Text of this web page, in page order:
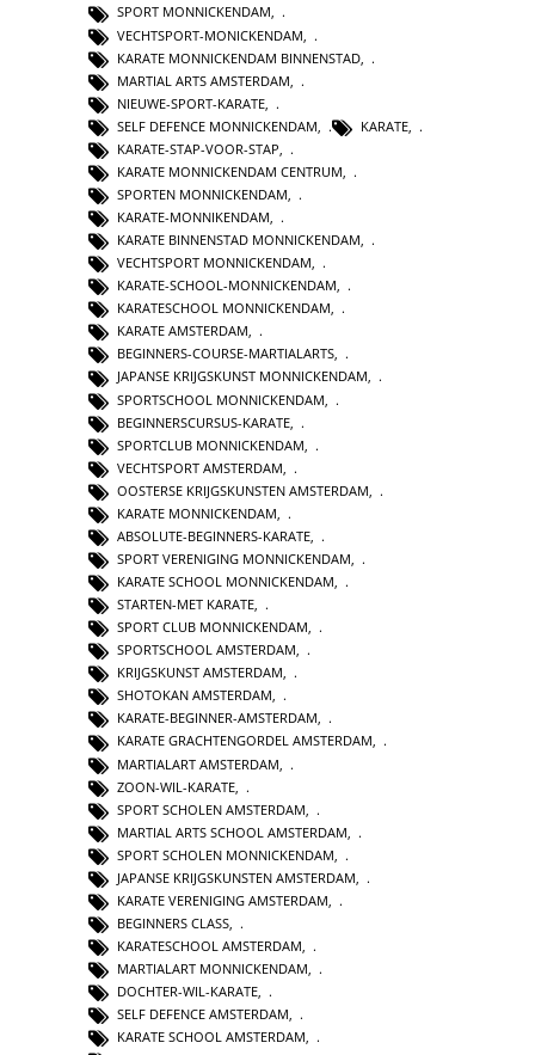
SPORT MONNICKENDAM,
VECHTSPORT-MONICKENDAM
KARATE MONNICKENDAM BINNENSTAD
MARTIAL ARTS AMSTERDAM
NIEUWE-SPORT-KARATE
SELF DEFENCE MONNICKENDAM
KARATE
KARATE-STAP-VOOR-STAP
KARATE MONNICKENDAM CENTRUM
SPORTEN MONNICKENDAM
KARATE-MONNIKENDAM,
KARATE BINNENSTAD MONNICKENDAM,
VECHTSPORT MONNICKENDAM,
KARATE-SCHOOL-MONNICKENDAM,
KARATESCHOOL MONNICKENDAM,
KARATE AMSTERDAM,
BEGINNERS-COURSE-MARTIALARTS,
JAPANSE KRIJGSKUNST MONNICKENDAM,
SPORTSCHOOL MONNICKENDAM
BEGINNERSCURSUS-KARATE
SPORTCLUB MONNICKENDAM
VECHTSPORT AMSTERDAM
OOSTERSE KRIJGSKUNSTEN AMSTERDAM
KARATE MONNICKENDAM
ABSOLUTE-BEGINNERS-KARATE
SPORT VERENIGING MONNICKENDAM
KARATE SCHOOL MONNICKENDAM,
STARTEN-MET KARATE,
SPORT CLUB MONNICKENDAM,
SPORTSCHOOL AMSTERDAM,
KRIJGSKUNST AMSTERDAM,
SHOTOKAN AMSTERDAM,
KARATE-BEGINNER-AMSTERDAM,
KARATE GRACHTENGORDEL AMSTERDAM,
MARTIALART AMSTERDAM
ZOON-WIL-KARATE
SPORT SCHOLEN AMSTERDAM
MARTIAL ARTS SCHOOL AMSTERDAM
SPORT SCHOLEN MONNICKENDAM
JAPANSE KRIJGSKUNSTEN AMSTERDAM
KARATE VERENIGING AMSTERDAM
BEGINNERS CLASS
KARATESCHOOL AMSTERDAM,
MARTIALART MONNICKENDAM,
DOCHTER-WIL-KARATE,
SELF DEFENCE AMSTERDAM,
KARATE SCHOOL AMSTERDAM,